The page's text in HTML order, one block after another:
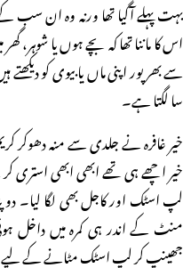
بہت پہلے آگیا تھا ورنہ وہ ان سب
اس کا ماننا تھا کہ بچے ہوں یا
سے بھرپور اپنی ماں یا بیوی کو دیکھتے
سا لگتا ہے۔
خیر غافرہ نے جلدی سے منہ دھوکر
خیر اچھے ہی تھے ابھی ابھی استری
لپ اسٹک اور کاجل بھی لگا
منٹ کے اندر ہی کمرہ میں داخل
جھینپ کر لپ اسٹک مٹانے کے لیے